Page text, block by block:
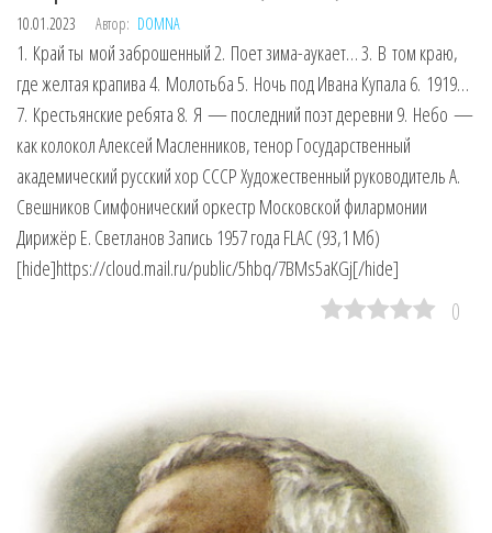
10.01.2023 Автор: DOMNA
1. Край ты мой заброшенный 2. Поет зима-аукает… 3. В том краю,
где желтая крапива 4. Молотьба 5. Ночь под Ивана Купала 6. 1919…
7. Крестьянские ребята 8. Я — последний поэт деревни 9. Небо —
как колокол Алексей Масленников, тенор Государственный
академический русский хор СССР Художественный руководитель А.
Свешников Симфонический оркестр Московской филармонии
Дирижёр Е. Светланов Запись 1957 года FLAC (93,1 Мб)
[hide]https://cloud.mail.ru/public/5hbq/7BMs5aKGj[/hide]
0